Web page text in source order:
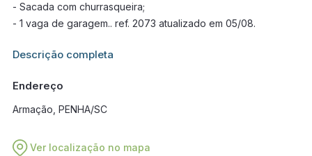
- Sacada com churrasqueira;
- 1 vaga de garagem.. ref. 2073 atualizado em 05/08.
Informações adicionais sobre este imóvel estarão disponíveis
Descrição completa
Endereço
Armação, PENHA/SC
Ver localização no mapa